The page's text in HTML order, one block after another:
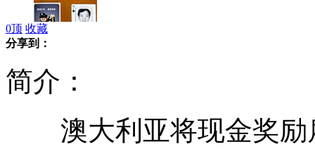
吴奇隆终于熬成“高帅富” 曾几度崩溃
0顶 收藏
分享到：
简介：
澳大利亚将现金奖励